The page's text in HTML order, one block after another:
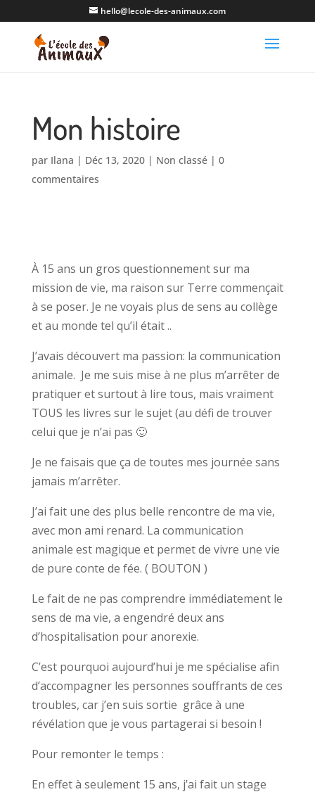
hello@lecole-des-animaux.com
Mon histoire
par Ilana | Déc 13, 2020| Non classé| 0
commentaires
À 15 ans un gros questionnement sur ma
mission de vie, ma raison sur Terre commençait
à se poser. Je ne voyais plus de sens au collège
et au monde tel qu’il était ..
J’avais découvert ma passion: la communication
animale. Je me suis mise à ne plus m’arrêter de
pratiquer et surtout à lire tous, mais vraiment
TOUS les livres sur le sujet (au défi de trouver
celui que je n’ai pas 🙂
Je ne faisais que ça de toutes mes journée sans
jamais m’arrêter.
J’ai fait une des plus belle rencontre de ma vie,
avec mon ami renard. La communication
animale est magique et permet de vivre une vie
de pure conte de fée. ( BOUTON )
Le fait de ne pas comprendre immédiatement le
sens de ma vie, a engendré deux ans
d’hospitalisation pour anorexie.
C’est pourquoi aujourd’hui je me spécialise afin
d’accompagner les personnes souffrants de ces
troubles, car j’en suis sortie grâce à une
révélation que je vous partagerai si besoin !
Pour remonter le temps :
En effet à seulement 15 ans, j’ai fait un stage